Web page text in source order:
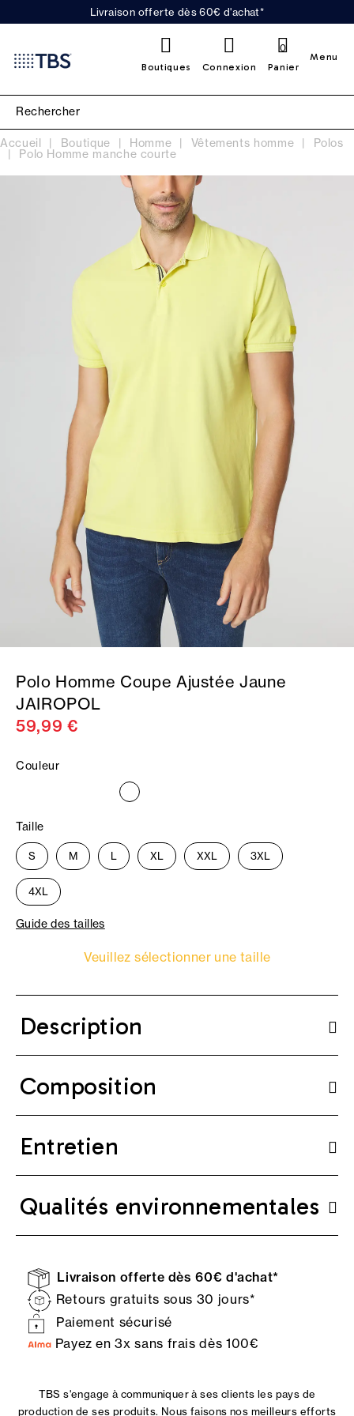
Livraison offerte dès 60€ d'achat*
Boutiques Connexion Panier
0
Menu
Accueil Boutique Homme Vêtements homme Polos
Polo Homme manche courte
Polo Homme Coupe Ajustée Jaune
JAIROPOL
59,99 €
Couleur
Taille
S M L XL XXL 3XL
4XL
Guide des tailles
Veuillez sélectionner une taille
Description
Composition
Entretien
Qualités environnementales
Livraison offerte dès 60€ d'achat*
Retours gratuits sous 30 jours*
Paiement sécurisé
Payez en 3x sans frais dès 100€
TBS s'engage à communiquer à ses clients les pays de
production de ses produits. Nous faisons nos meilleurs efforts